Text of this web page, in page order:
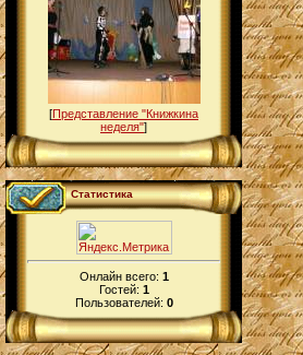
[Представление "Книжкина
неделя"]
Статистика
Онлайн всего: 1
Гостей: 1
Пользователей: 0